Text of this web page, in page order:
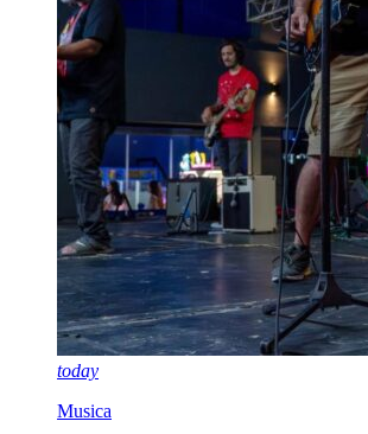
today
Musica